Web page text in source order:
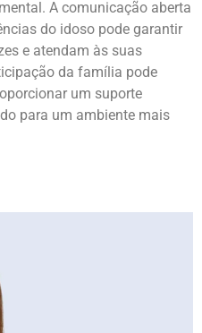
A comunicação aberta
do idoso pode garantir
e atendam às suas
da família pode
um suporte
para um ambiente mais